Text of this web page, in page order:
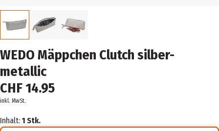
WEDO Mäppchen Clutch silber-
metallic
CHF 14.95
inkl. MwSt.
Inhalt: 1 Stk.